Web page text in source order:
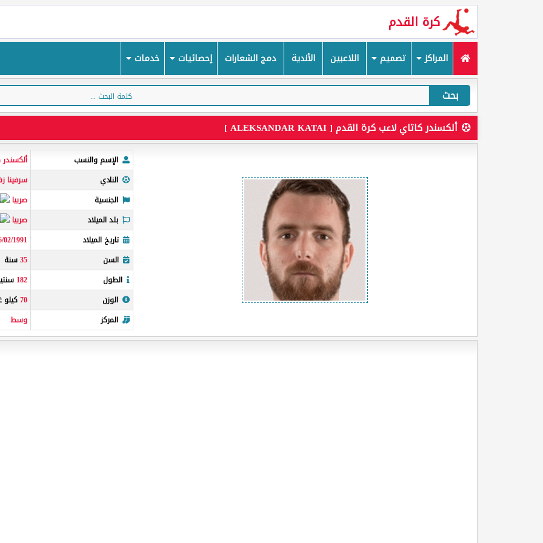
كرة القدم
المراكز تصميم اللاعبين الأندية دمج الشعارات إحصائيات خدمات
بحث
ألكسندر كاتاي لاعب كرة القدم [ ALEKSANDAR KATAI ]
الإسم والنسب ألكسندر
النادي
سرفينا
الجنسية
صربيا
بلد الميلاد
صربيا
تاريخ الميلاد
02/1991
السن
35سنة
الطول
182
الوزن
70كيلو
المركز
وسط